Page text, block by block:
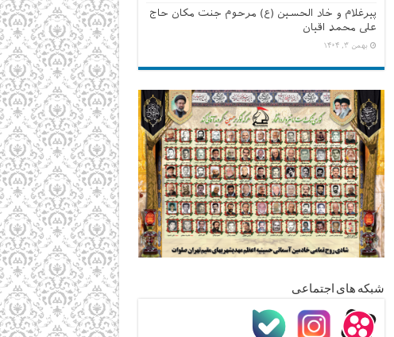
پیرغلام و خاد الحسین (ع) مرحوم جنت مکان حاج
علی محمد اقیان
بهمن ۳, ۱۴۰۴
شبکه های اجتماعی